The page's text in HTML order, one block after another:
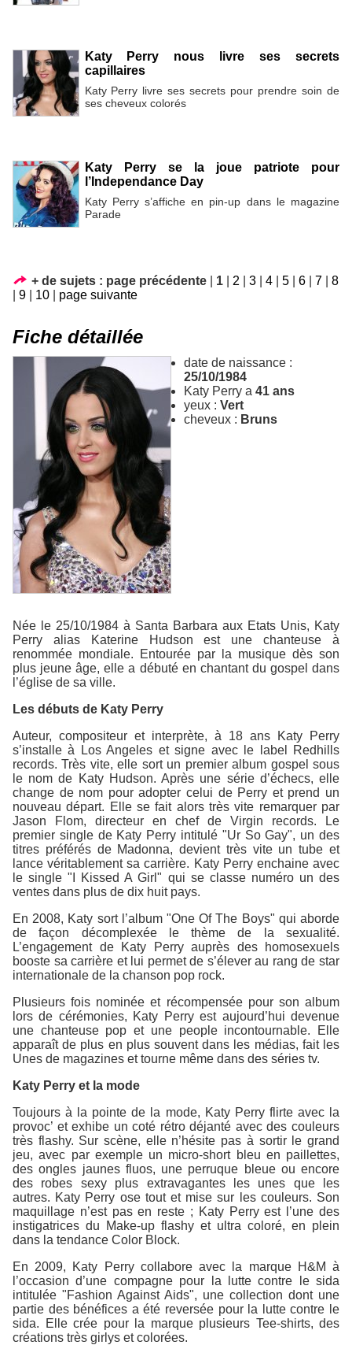
Katy Perry nous livre ses secrets
capillaires
Katy Perry livre ses secrets pour prendre soin de
ses cheveux colorés
Katy Perry se la joue patriote pour
l’Independance Day
Katy Perry s’affiche en pin-up dans le magazine
Parade
+ de sujets : page précédente 1 2 3 4 5 6 7
8
9 10 page suivante
Fiche détaillée
date de naissance :
25/10/1984
Katy Perry a 41 ans
yeux : Vert
cheveux : Bruns
Née le 25/10/1984 à Santa Barbara aux Etats Unis, Katy
Perry alias Katerine Hudson est une chanteuse à
renommée mondiale. Entourée par la musique dès son
plus jeune âge, elle a débuté en chantant du gospel dans
l’église de sa ville.
Les débuts de Katy Perry
Auteur, compositeur et interprète, à 18 ans Katy Perry
s’installe à Los Angeles et signe avec le label Redhills
records. Très vite, elle sort un premier album gospel sous
le nom de Katy Hudson. Après une série d’échecs, elle
change de nom pour adopter celui de Perry et prend un
nouveau départ. Elle se fait alors très vite remarquer par
Jason Flom, directeur en chef de Virgin records. Le
premier single de Katy Perry intitulé "Ur So Gay", un des
titres préférés de Madonna, devient très vite un tube et
lance véritablement sa carrière. Katy Perry enchaine avec
le single "I Kissed A Girl" qui se classe numéro un des
ventes dans plus de dix huit pays.
En 2008, Katy sort l’album "One Of The Boys" qui aborde
de façon décomplexée le thème de la sexualité.
L’engagement de Katy Perry auprès des homosexuels
booste sa carrière et lui permet de s’élever au rang de star
internationale de la chanson pop rock.
Plusieurs fois nominée et récompensée pour son album
lors de cérémonies, Katy Perry est aujourd’hui devenue
une chanteuse pop et une people incontournable. Elle
apparaît de plus en plus souvent dans les médias, fait les
Unes de magazines et tourne même dans des séries tv.
Katy Perry et la mode
Toujours à la pointe de la mode, Katy Perry flirte avec la
provoc’ et exhibe un coté rétro déjanté avec des couleurs
très flashy. Sur scène, elle n’hésite pas à sortir le grand
jeu, avec par exemple un micro-short bleu en paillettes,
des ongles jaunes fluos, une perruque bleue ou encore
des robes sexy plus extravagantes les unes que les
autres. Katy Perry ose tout et mise sur les couleurs. Son
maquillage n’est pas en reste ; Katy Perry est l’une des
instigatrices du Make-up flashy et ultra coloré, en plein
dans la tendance Color Block.
En 2009, Katy Perry collabore avec la marque H&M à
l’occasion d’une compagne pour la lutte contre le sida
intitulée "Fashion Against Aids", une collection dont une
partie des bénéfices a été reversée pour la lutte contre le
sida. Elle crée pour la marque plusieurs Tee-shirts, des
créations très girlys et colorées.